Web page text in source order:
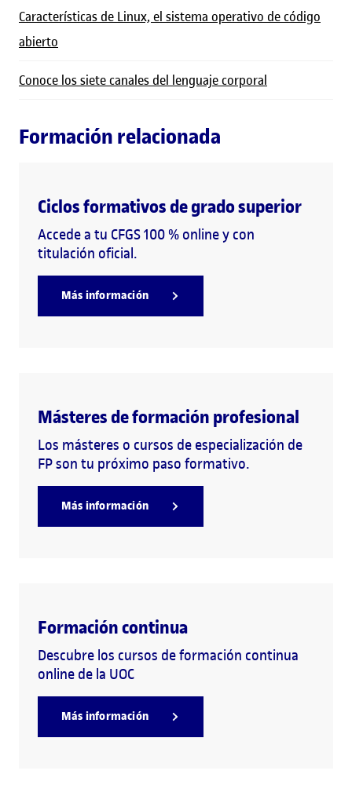
Características de Linux, el sistema operativo de código
abierto
Conoce los siete canales del lenguaje corporal
Formación relacionada
Ciclos formativos de grado superior
Accede a tu CFGS 100 % online y con
titulación oficial.
Más información
Másteres de formación profesional
Los másteres o cursos de especialización de
FP son tu próximo paso formativo.
Más información
Formación continua
Descubre los cursos de formación continua
online de la UOC
Más información